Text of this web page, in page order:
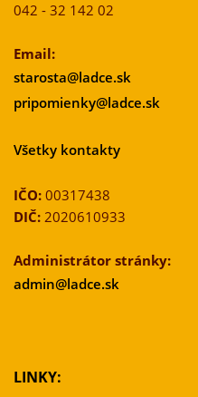
042 - 32 142 02
Email:
starosta@ladce.sk
pripomienky@ladce.sk
Všetky kontakty
IČO: 00317438
DIČ: 2020610933
Administrátor stránky:
admin@ladce.sk
LINKY: